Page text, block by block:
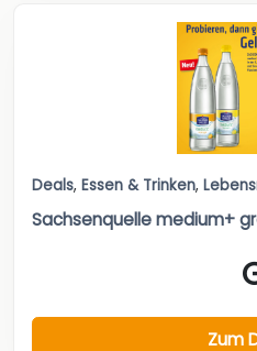
Deals, Essen & Trinken,
Sachsenquelle medium+
Zum